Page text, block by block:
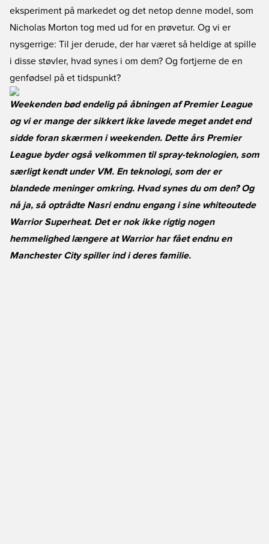
eksperiment på markedet og det netop denne model, som
Nicholas Morton tog med ud for en prøvetur. Og vi er
nysgerrige: Til jer derude, der har været så heldige at spille
i disse støvler, hvad synes i om dem? Og fortjerne de en
genfødsel på et tidspunkt?
Weekenden bød endelig på åbningen af Premier League
og vi er mange der sikkert ikke lavede meget andet end
sidde foran skærmen i weekenden. Dette års Premier
League byder også velkommen til spray-teknologien, som
særligt kendt under VM. En teknologi, som der er
blandede meninger omkring. Hvad synes du om den? Og
nå ja, så optrådte Nasri endnu engang i sine whiteoutede
Warrior Superheat. Det er nok ikke rigtig nogen
hemmelighed længere at Warrior har fået endnu en
Manchester City spiller ind i deres familie.